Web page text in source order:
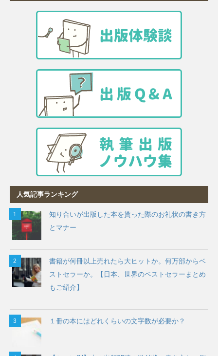
人気記事ランキング
知り合いが出版した本を貰った際のお礼状の書き方
とマナー
書籍が何冊以上売れたら大ヒットか。何万部からベ
ストセラーか。【日本、世界のベストセラーまとめ
もご紹介】
１冊の本にはどれくらいの文字数が必要か？